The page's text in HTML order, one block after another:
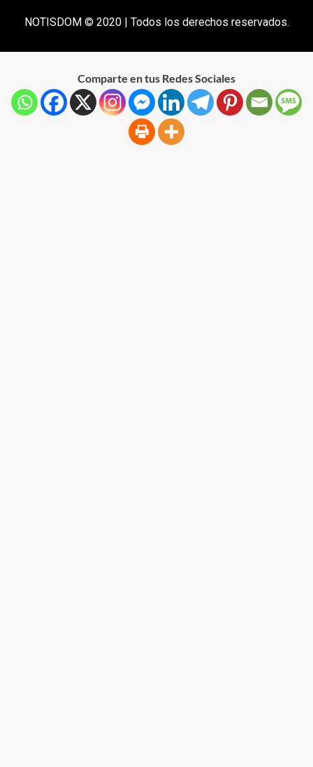
NOTISDOM © 2020 | Todos los derechos reservados.
Comparte en tus Redes Sociales